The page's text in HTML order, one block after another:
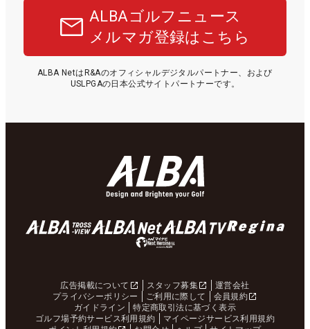
ALBAゴルフニュース
メルマガ登録はこちら
ALBA NetはR&Aのオフィシャルデジタルパートナー、および
USLPGAの日本公式サイトパートナーです。
広告掲載について スタッフ募集
運営会社
プライバシーポリシー
ご利用に際して
会員規約
ガイドライン
特定商取引法に基づく表示
ゴルフ場予約サービス利用規約
マイページサービス利用規約